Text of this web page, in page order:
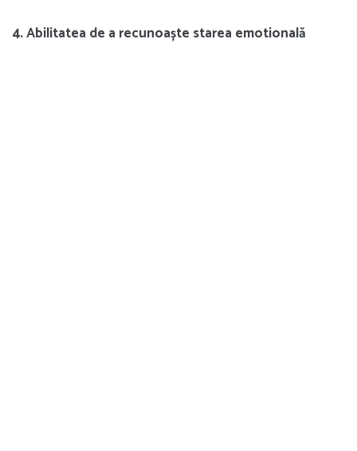
4. Abilitatea de a recunoaște starea emotională